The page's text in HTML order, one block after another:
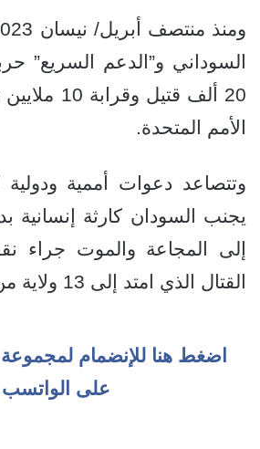
السوداني و”الدعم السريع”
20 ألف قتيل
الأمم المتحدة.
وتتصاعد دعوات أممية ودولية
يجنب السودان كارثة إنسانية
إلى المجاعة والموت جراء
القتال الذي امتد إلى 13 ولاية من أصل 18.
اضغط هنا للإنضمام
على الواتسب